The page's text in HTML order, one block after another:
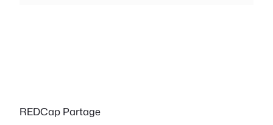
REDCap Partage